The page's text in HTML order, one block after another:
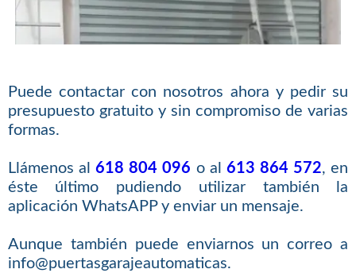
Puede contactar con nosotros ahora y pedir su
presupuesto gratuito y sin compromiso de varias
formas.
Llámenos al618 804 096 o al 613 864 572, en
éste último pudiendo utilizar también la
aplicación WhatsAPP y enviar un mensaje.
Aunque también puede enviarnos un correo a
info@puertasgarajeautomaticas.